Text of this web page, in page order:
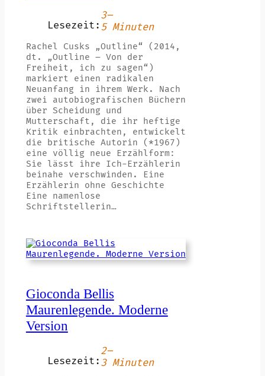
Lesezeit:
3–
5 Minuten
Rachel Cusks „Outline“ (2014,
dt. „Outline – Von der
Freiheit, ich zu sagen“)
markiert einen radikalen
Neuanfang in ihrem Werk. Nach
zwei autobiografischen Büchern
über Scheidung und
Mutterschaft, die ihr heftige
Kritik einbrachten, entwickelt
die britische Autorin (*1967)
eine völlig neue Erzählform:
Sie lässt ihre Ich-Erzählerin
beinahe verschwinden. Eine
Erzählerin ohne Geschichte
Eine namenlose
Schriftstellerin…
Gioconda Bellis
Maurenlegende. Moderne
Version
Lesezeit:
2–
3 Minuten